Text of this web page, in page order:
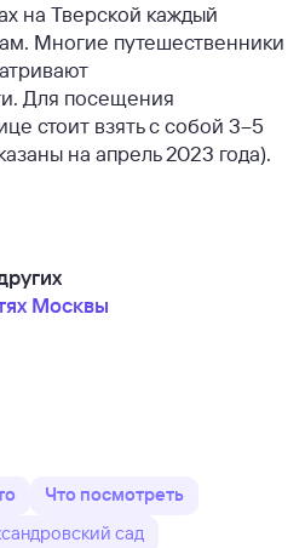
на Тверской каждый
Многие путешественники
Для посещения
стоит взять с собой 3–5
на апрель 2023 года).
Москвы
Что посмотреть
сад